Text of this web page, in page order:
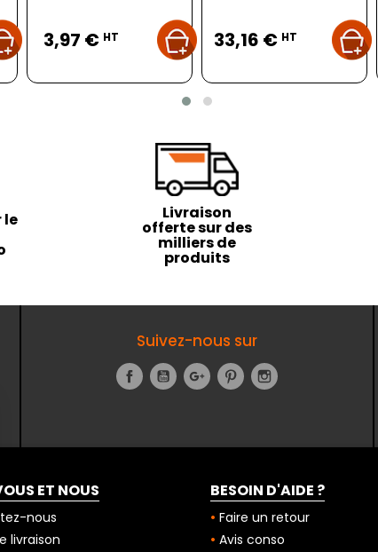
3,97 € HT 33,16 € HT
le Livraison
offerte sur des
milliers de
produits
Suivez-nous sur
Facebook
YouTubeGoogle+PinterestInstagram
ET NOUS
nous
livraison
BESOIN D'AIDE ?
Faire un retour
Avis conso